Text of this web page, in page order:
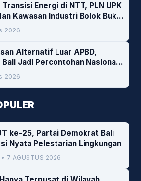
Energi di NTT, PLN UPK
Kawasan Industri Bolok Buka
Investasi Woodchip untuk
PLTU Bolok
2026
Alternatif Luar APBD,
Bali Jadi Percontohan Nasional
Daerah
2026
ke-25, Partai Demokrat Bali
Nyata Pelestarian Lingkungan
• 7 AGUSTUS 2026
Terpusat di Wilayah